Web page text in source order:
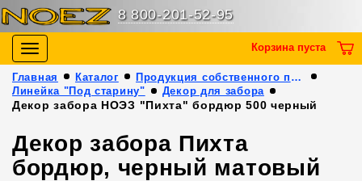
8 800-201-52-95
Toggle
navigation
Корзина пуста
Главная Каталог
Продукция собственного производства
Линейка "Под старину"
Декор для забора
Декор забора НОЭЗ "Пихта" бордюр 500 черный
Декор забора Пихта
бордюр, черный матовый